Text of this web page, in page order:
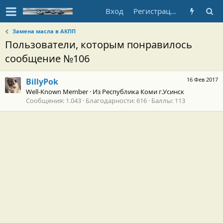
Вход Регистрация
Замена масла в АКПП
Пользователи, которым понравилось
сообщение №106
16 Фев 2017
BillyPok
Well-Known Member · Из Республика Коми г.Усинск
Сообщения 1.043 Благодарности 616 Баллы 113